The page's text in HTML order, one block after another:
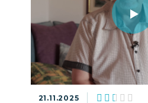
21.11.2025